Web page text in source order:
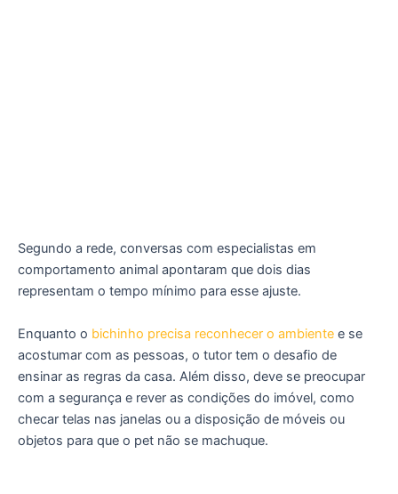
Segundo a rede, conversas com especialistas em
comportamento animal apontaram que dois dias
representam o tempo mínimo para esse ajuste.
Enquanto o bichinho precisa reconhecer o ambiente e se
acostumar com as pessoas, o tutor tem o desafio de
ensinar as regras da casa. Além disso, deve se preocupar
com a segurança e rever as condições do imóvel, como
checar telas nas janelas ou a disposição de móveis ou
objetos para que o pet não se machuque.